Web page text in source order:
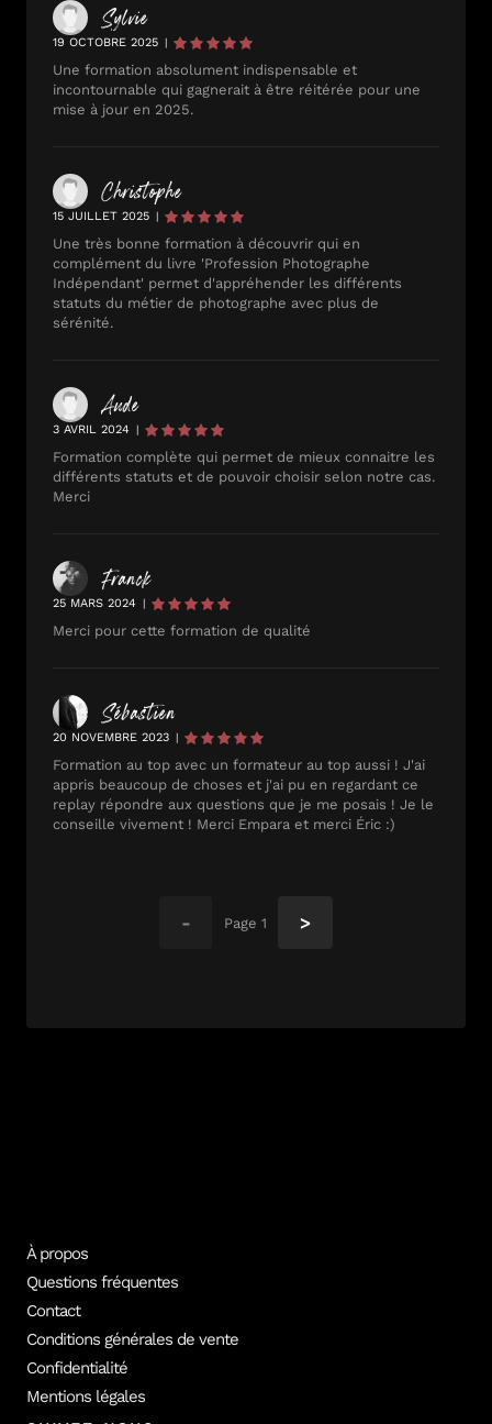
Sylvie
19 OCTOBRE 2025 |
Une formation absolument indispensable et
incontournable qui gagnerait à être réitérée pour une
mise à jour en 2025.
Christophe
15 JUILLET 2025 |
Une très bonne formation à découvrir qui en
complément du livre 'Profession Photographe
Indépendant' permet d'appréhender les différents
statuts du métier de photographe avec plus de
sérénité.
Aude
3 AVRIL 2024 |
Formation complète qui permet de mieux connaitre les
différents statuts et de pouvoir choisir selon notre cas.
Merci
Franck
25 MARS 2024 |
Merci pour cette formation de qualité
Sébastien
20 NOVEMBRE 2023 |
Formation au top avec un formateur au top aussi ! J'ai
appris beaucoup de choses et j'ai pu en regardant ce
replay répondre aux questions que je me posais ! Je le
conseille vivement ! Merci Empara et merci Éric :)
- Page 1 >
À propos
Questions fréquentes
Contact
Conditions générales de vente
Confidentialité
Mentions légales